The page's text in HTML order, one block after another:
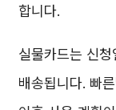
합니다.
실물카드는 신
배송됩니다. 빠